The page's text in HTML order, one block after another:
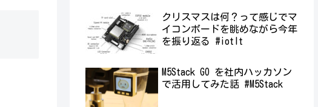
クリスマスは何？って感じでマ
イコンボードを眺めながら今年
を振り返る #iotlt
M5Stack GO を社内ハッカソン
で活用してみた話 #M5Stack